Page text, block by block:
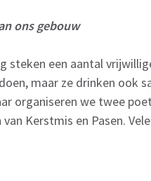
ons gebouw
steken een aantal
maar ze drinken ook
organiseren we twee
Kerstmis en Pasen.